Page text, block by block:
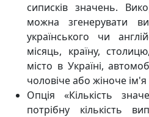
сиписків значень.
можна згенерувати
українського чи
місяць, країну,
місто в Україні,
чоловіче або жіноче ім'я
Опція «Кількість
потрібну кількість